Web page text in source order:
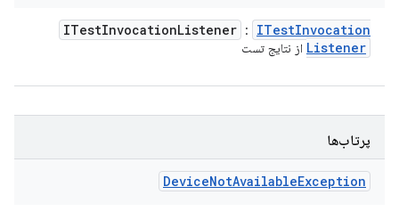
ITestInvocationListener : ITestInvocation
Listener از نتایج تست
پرتاب‌ها
DeviceNotAvailableException